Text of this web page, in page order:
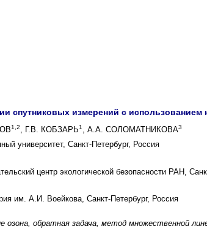
спутниковых измерений с
1,2, Г.В. КОБЗАРЬ1 , А.А. СОЛОМАТНИКОВА3
университет, Санкт-Петербург, Россия
центр экологической безопасности РАН,
им. А.И. Воейкова, Санкт-Петербург, Россия
озона, обратная задача, метод множественной